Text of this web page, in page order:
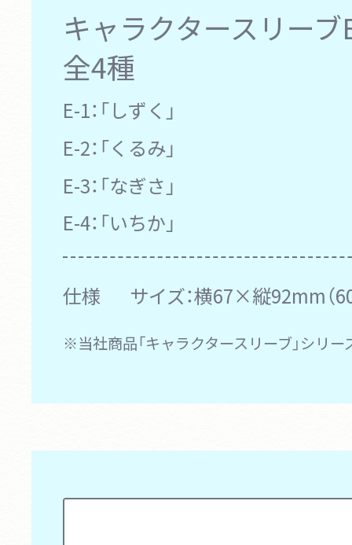
キャラクタースリーブ
全4種
E-1： 「しずく」
E-2： 「くるみ」
E-3： 「なぎさ」
E-4： 「いちか」
仕様 サイズ：横67×縦92mm（
※当社商品「キャラクタースリーブ」シリ